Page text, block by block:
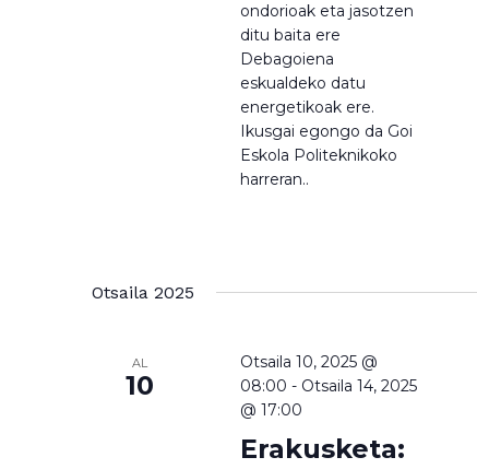
ondorioak eta jasotzen
ditu baita ere
Debagoiena
eskualdeko datu
energetikoak ere.
Ikusgai egongo da Goi
Eskola Politeknikoko
harreran..
Otsaila 2025
AL
10
Otsaila 10, 2025 @
08:00 - Otsaila 14, 2025
@ 17:00
Erakusketa: